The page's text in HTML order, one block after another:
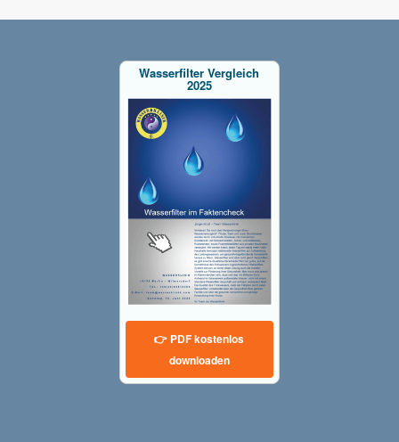
Wasserfilter Vergleich
2025
👉 PDF kostenlos
downloaden